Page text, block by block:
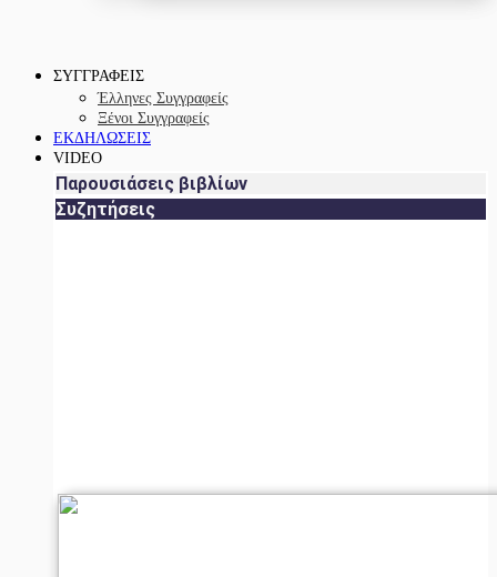
ΣΥΓΓΡΑΦΕΙΣ
Έλληνες Συγγραφείς
Ξένοι Συγγραφείς
ΕΚΔΗΛΩΣΕΙΣ
VIDEO
Παρουσιάσεις βιβλίων
Συζητήσεις